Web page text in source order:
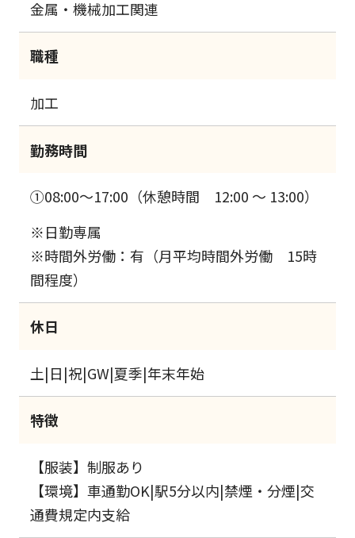
金属・機械加工関連
職種
加工
勤務時間
①08:00～17:00（休憩時間 12:00 ～ 13:00）
※日勤専属
※時間外労働：有（月平均時間外労働 15時
間程度）
休日
土|日|祝|GW|夏季|年末年始
特徴
【服装】制服あり
【環境】車通勤OK|駅5分以内|禁煙・分煙|交
通費規定内支給